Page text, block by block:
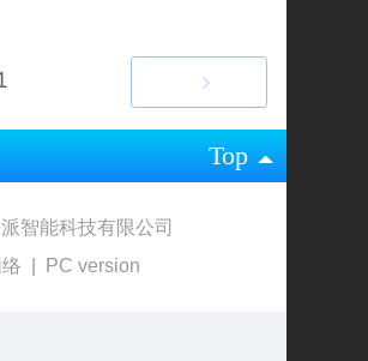
Top
智能科技有限公司
PC version